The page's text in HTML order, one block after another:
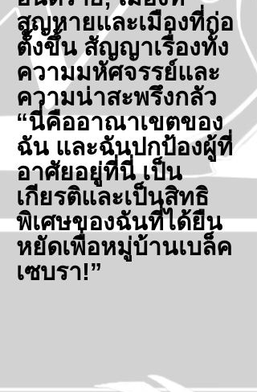
สูญหายและเมืองที่ก่อ
ตั้งขึ้น สัญญาเรื่องทั้ง
ความมหัศจรรย์และ
ความน่าสะพรึงกลัว
“นี่คืออาณาเขตของ
ฉัน และฉันปกป้องผู้ที่
อาศัยอยู่ที่นี่ เป็น
เกียรติและเป็นสิทธิ
พิเศษของฉันที่ได้ยืน
หยัดเพื่อหมู่บ้านเบล็ค
เซบรา!”